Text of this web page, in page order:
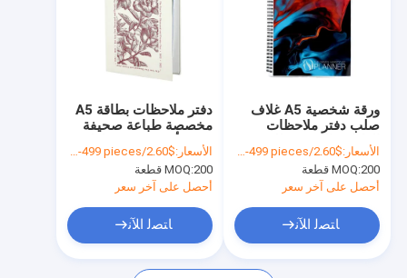
عرض الواقع الافتراضي
حول بنا
ضبط الجودة
اتصل بنا
طلب اقتباس
دفتر ملاحظات بطاقة A5
مخصصة طباعة صحيفة
يومية أسبوعية مخطط
الميزانية دفتر ملاحظات
الأسعار:$2.60/pieces 200-499 pieces
MOQ:200 قطعة
أحصل على آخر سعر
ﺎﺘﺼﻟ ﺍﻶﻧ
ورقة شخصية A5 غلاف
صلب دفتر ملاحظات
الطباعة الصديقة للبيئة مع
جيب داخلي
الأسعار:$2.60/pieces 200-499 pieces
MOQ:200 قطعة
أحصل على آخر سعر
ﺎﺘﺼﻟ ﺍﻶﻧ